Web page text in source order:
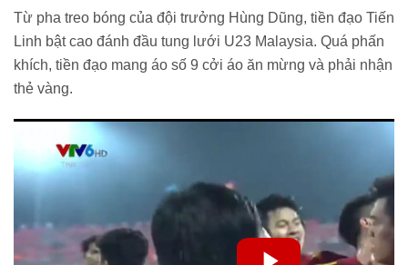
Từ pha treo bóng của đội trưởng Hùng Dũng, tiền đạo Tiến
Linh bật cao đánh đầu tung lưới U23 Malaysia. Quá phấn
khích, tiền đạo mang áo số 9 cởi áo ăn mừng và phải nhận
thẻ vàng.